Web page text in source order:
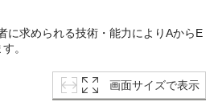
に求められる技術・能力によりAからE
。
画面サイズで表示